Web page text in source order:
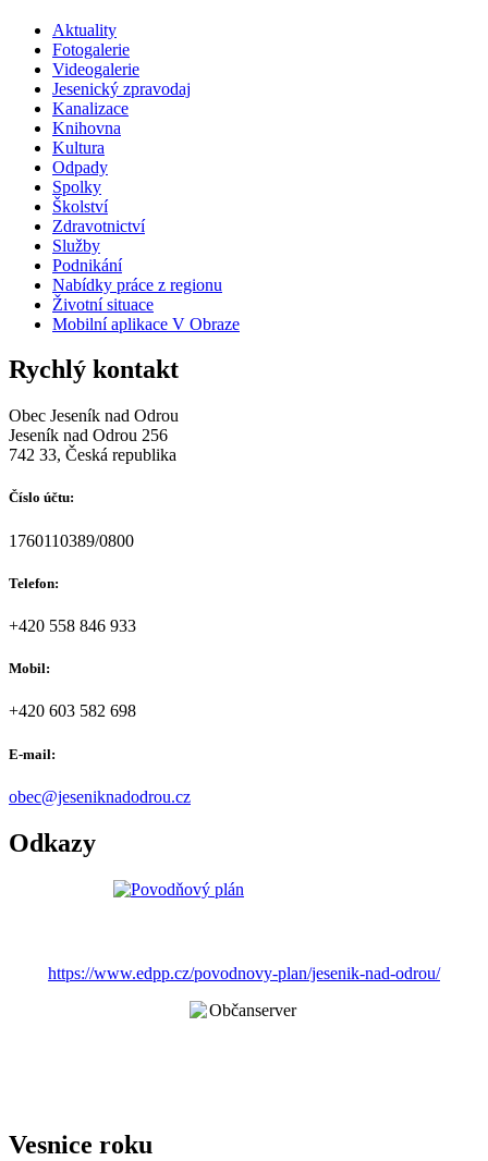
Aktuality
Fotogalerie
Videogalerie
Jesenický zpravodaj
Kanalizace
Knihovna
Kultura
Odpady
Spolky
Školství
Zdravotnictví
Služby
Podnikání
Nabídky práce z regionu
Životní situace
Mobilní aplikace V Obraze
Rychlý kontakt
Obec Jeseník nad Odrou
Jeseník nad Odrou 256
742 33, Česká republika
Číslo účtu:
1760110389/0800
Telefon:
+420 558 846 933
Mobil:
+420 603 582 698
E-mail:
obec@jeseniknadodrou.cz
Odkazy
https://www.edpp.cz/povodnovy-plan/jesenik-nad-odrou/
Vesnice roku